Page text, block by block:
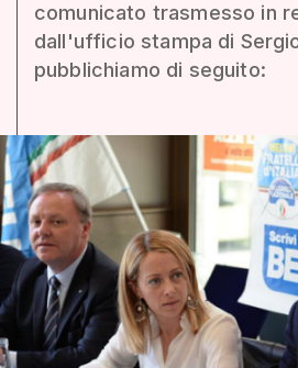
comunicato trasmesso in
dall'ufficio stampa di
pubblichiamo di seguito: